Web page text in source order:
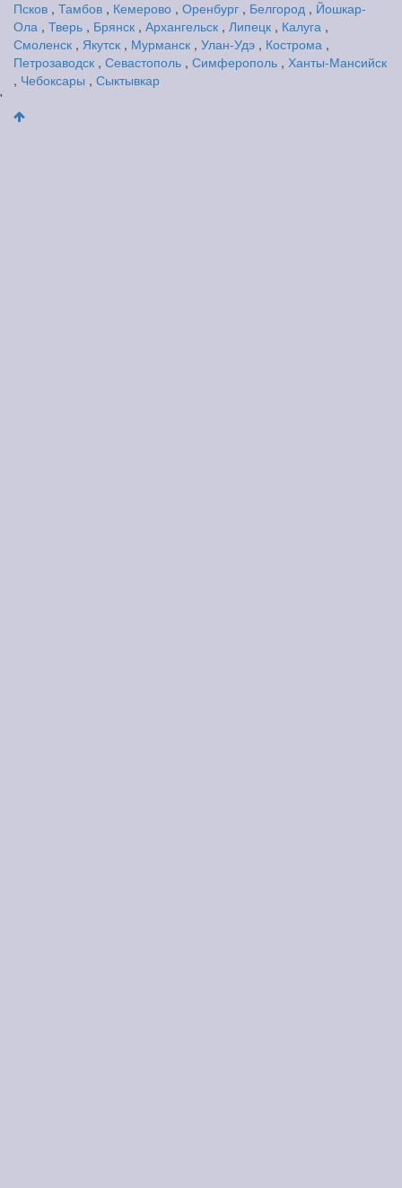
Псков , Тамбов , Кемерово , Оренбург , Белгород , Йошкар-
Ола , Тверь , Брянск , Архангельск , Липецк , Калуга ,
Смоленск , Якутск , Мурманск , Улан-Удэ , Кострома ,
Петрозаводск , Севастополь , Симферополь , Ханты-Мансийск
, Чебоксары , Сыктывкар
'